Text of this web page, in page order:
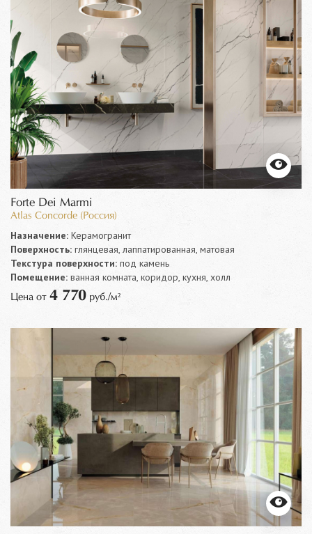
Forte Dei Marmi
Atlas Concorde (Россия)
Назначение: Керамогранит
Поверхность: глянцевая, лаппатированная, матовая
Текстура поверхности: под камень
Помещение: ванная комната, коридор, кухня, холл
Цена от 4 770 руб./м²